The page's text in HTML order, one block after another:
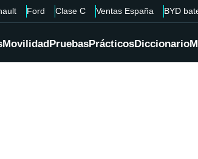
Ford Clase C Ventas España BYD
MovilidadPruebasPrácticosDiccionario